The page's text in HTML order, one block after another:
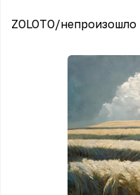
ZOLOTO/непроизошло